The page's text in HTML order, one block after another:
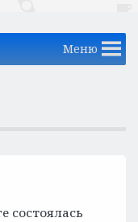
Меню
состоялась